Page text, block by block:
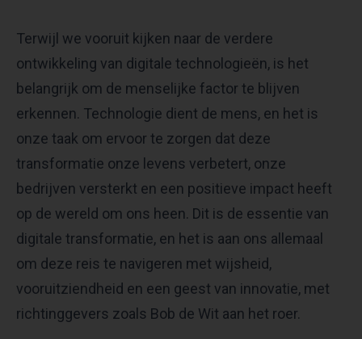
Terwijl we vooruit kijken naar de verdere
ontwikkeling van digitale technologieën, is het
belangrijk om de menselijke factor te blijven
erkennen. Technologie dient de mens, en het is
onze taak om ervoor te zorgen dat deze
transformatie onze levens verbetert, onze
bedrijven versterkt en een positieve impact heeft
op de wereld om ons heen. Dit is de essentie van
digitale transformatie, en het is aan ons allemaal
om deze reis te navigeren met wijsheid,
vooruitziendheid en een geest van innovatie, met
richtinggevers zoals Bob de Wit aan het roer.